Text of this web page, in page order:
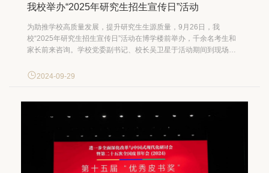
我校举办“2025年研究生招生宣传日”活动
为助推学校高质量发展，提升研究生生源质量，9月26日，我
校“2025年研究生招生宣传日”活动在博学楼前举办，千余名考生和
家长前来咨询。学校党委副书记、校长吴卫星于活动期间到现场视
2025年招生宣传材料和往年试题汇编，免费提供给咨询考生。各学
2024-09-29